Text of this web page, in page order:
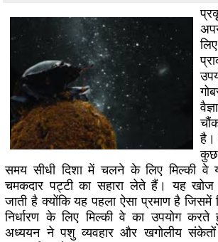
है।
समय सीधी दिशा में चलने के लिए मिल्की वे
चमकदार पट्टी का सहारा लेते हैं। यह खोज
जाती है क्योंकि यह पहला ऐसा प्रमाण है जिसमें
निर्धारण के लिए मिल्की वे का उपयोग
अध्ययन ने पशु व्यवहार और खगोलीय